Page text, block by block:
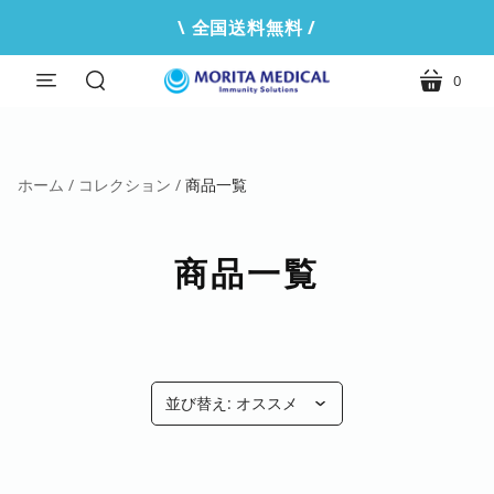
\ 全国送料無料 /
MENU
カ
0
ホーム / コレクション / 商品一覧
商品一覧
並び替え: オススメ